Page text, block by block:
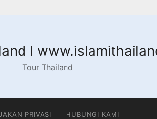
I
Tour Thailand
PRIVASI HUBUNGI KAMI